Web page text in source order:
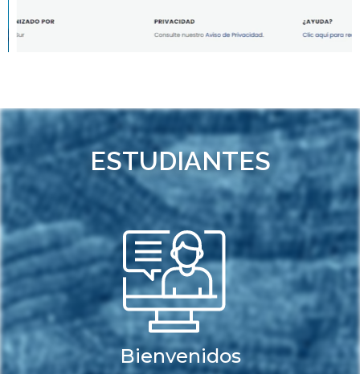
ESTUDIANTES
Bienvenidos